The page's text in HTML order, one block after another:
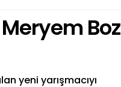
Boz
yeni yarışmacıyı